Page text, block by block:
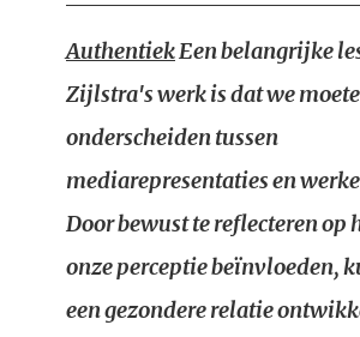
AuthentiekEen belangrijke
Zijlstra's werk is dat we
onderscheiden tussen
mediarepresentaties en
Door bewust te reflecteren op
onze perceptie beïnvloeden,
een gezondere relatie